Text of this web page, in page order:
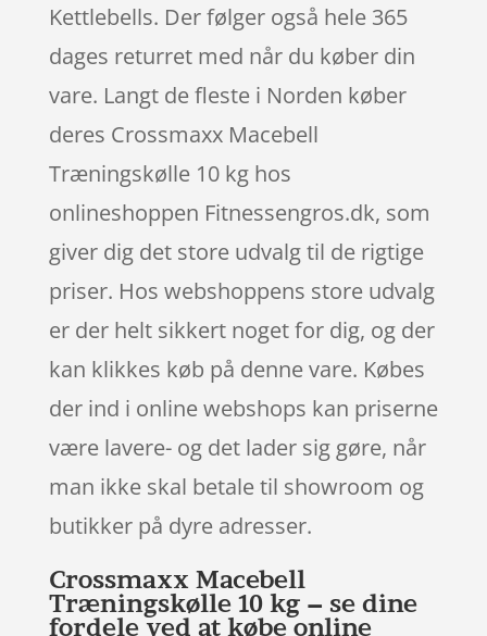
Kettlebells. Der følger også hele 365
dages returret med når du køber din
vare. Langt de fleste i Norden køber
deres Crossmaxx Macebell
Træningskølle 10 kg hos
onlineshoppen Fitnessengros.dk, som
giver dig det store udvalg til de rigtige
priser. Hos webshoppens store udvalg
er der helt sikkert noget for dig, og der
kan klikkes køb på denne vare. Købes
der ind i online webshops kan priserne
være lavere- og det lader sig gøre, når
man ikke skal betale til showroom og
butikker på dyre adresser.
Crossmaxx Macebell
Træningskølle 10 kg – se dine
fordele ved at købe online